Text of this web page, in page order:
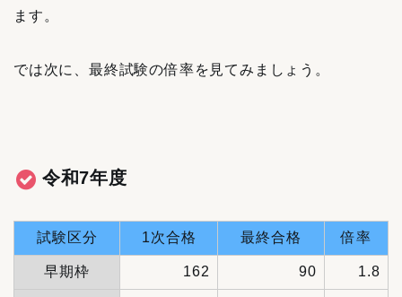
ます。
では次に、最終試験の倍率を見てみましょう。
令和7年度
試験区分 1次合格 最終合格 倍率
早期枠 162 90 1.8